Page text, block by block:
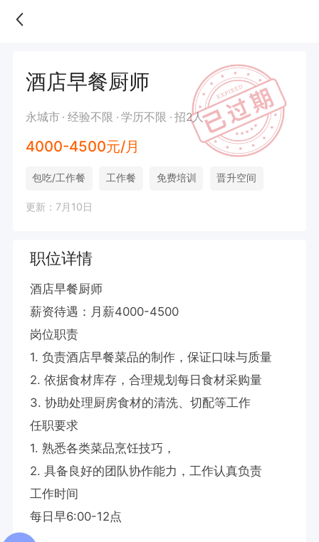
酒店早餐厨师
永城市 经验不限 学历不限 招2人
4000-4500元/月
包吃/工作餐 工作餐 免费培训 晋升空间
更新：7月10日
职位详情
酒店早餐厨师
薪资待遇：月薪4000-4500
岗位职责
1. 负责酒店早餐菜品的制作，保证口味与质量
2. 依据食材库存，合理规划每日食材采购量
3. 协助处理厨房食材的清洗、切配等工作
任职要求
1. 熟悉各类菜品烹饪技巧，
2. 具备良好的团队协作能力，工作认真负责
工作时间
每日早6:00-12点